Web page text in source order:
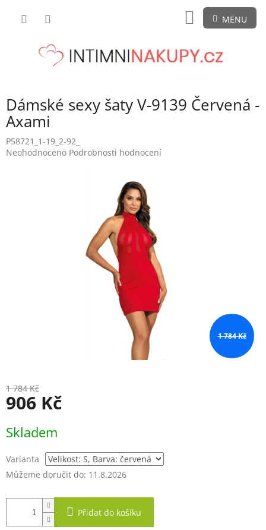
NÁKUPNÍ
KOŠÍK
Dámské sexy šaty V-9139 Červená -
Axami
P58721_1-19_2-92_
Průměrné
Neohodnoceno Podrobnosti hodnocení
1 784 Kč
1 784 Kč
906 Kč
cena:
Skladem
Varianta
Můžeme doručit do: 11.8.2026
Přidat do košíku